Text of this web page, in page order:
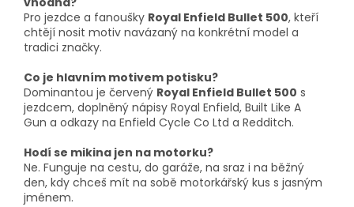
Pro jezdce a fanoušky Royal Enfield Bullet 500, kteří
chtějí nosit motiv navázaný na konkrétní model a
tradici značky.
Co je hlavním motivem potisku?
Dominantou je červený Royal Enfield Bullet 500 s
jezdcem, doplněný nápisy Royal Enfield, Built Like A
Gun a odkazy na Enfield Cycle Co Ltd a Redditch.
Hodí se mikina jen na motorku?
Ne. Funguje na cestu, do garáže, na sraz i na běžný
den, kdy chceš mít na sobě motorkářský kus s jasným
jménem.